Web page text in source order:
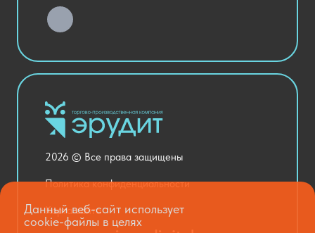
Хозяйственные Товары
Столовая и пищеблок
Оснащение кабинетов
Медицинский кабинет
Национальные проекты
2026 © Все права защищены
Политика конфиденциальности
Карта сайта
Данный веб-сайт использует
cookie-файлы в целях